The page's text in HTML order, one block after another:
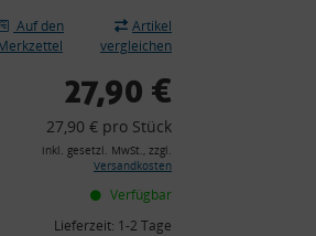
Auf den
Artikel
vergleichen
27,90 €
27,90 € pro Stück
inkl. gesetzl. MwSt., zzgl.
Versandkosten
Verfügbar
Lieferzeit: 1-2 Tage